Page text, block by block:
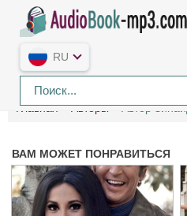
RU
Главная Авторы Автор